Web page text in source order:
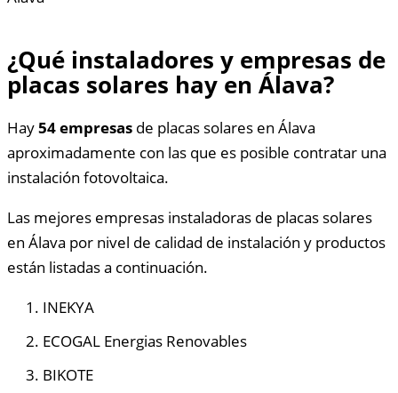
¿Qué instaladores y empresas de
placas solares hay en Álava?
Hay54 empresas de placas solares en Álava
aproximadamente con las que es posible contratar una
instalación fotovoltaica.
Las mejores empresas instaladoras de placas solares
en Álava por nivel de calidad de instalación y productos
están listadas a continuación.
INEKYA
ECOGAL Energias Renovables
BIKOTE